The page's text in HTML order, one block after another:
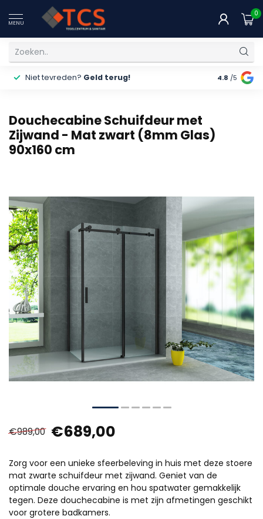
MENU
0
Niet tevreden? Geld terug! Gratis
4.8 /5
Douchecabine Schuifdeur met
Zijwand - Mat zwart (8mm Glas)
90x160 cm
€989,00 €689,00
Zorg voor een unieke sfeerbeleving in huis met deze stoere
mat zwarte schuifdeur met zijwand. Geniet van de
optimale douche ervaring en hou spatwater gemakkelijk
tegen. Deze douchecabine is met zijn afmetingen geschikt
voor grotere badkamers.